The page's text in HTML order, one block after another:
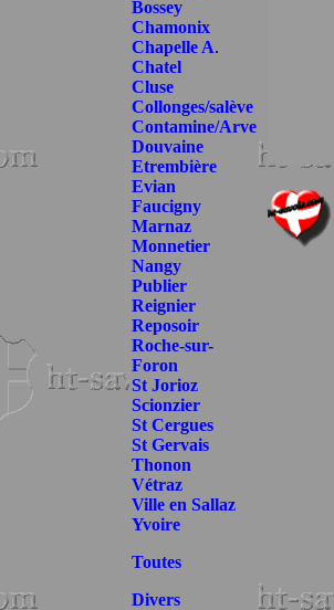
Bossey
Chamonix
Chapelle A.
Chatel
Cluse
Collonges/salève
Contamine/Arve
Douvaine
Etrembière
Evian
Faucigny
Marnaz
Monnetier
Nangy
Publier
Reignier
Reposoir
Roche-sur-
Foron
St Jorioz
Scionzier
St Cergues
St Gervais
Thonon
Vétraz
Ville en Sallaz
Yvoire
Toutes
Divers